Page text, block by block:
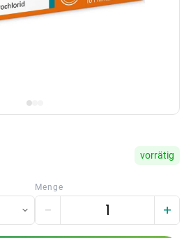
vorrätig
Menge
− +